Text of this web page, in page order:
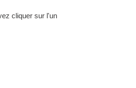
cliquer sur l'un